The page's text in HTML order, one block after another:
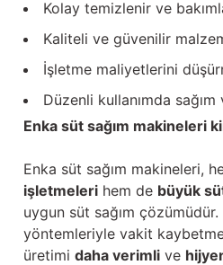
Kolay temizlenir ve
Kaliteli ve güvenilir
İşletme maliyetlerini
Düzenli kullanımda sağım
Enka süt sağım makineleri
Enka süt sağım makineleri,
işletmeleri hem de büyük
uygun süt sağım
yöntemleriyle vakit
üretimi daha verimli ve